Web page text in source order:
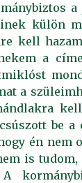
a
külön
kell
a
a
be a
én nem
is